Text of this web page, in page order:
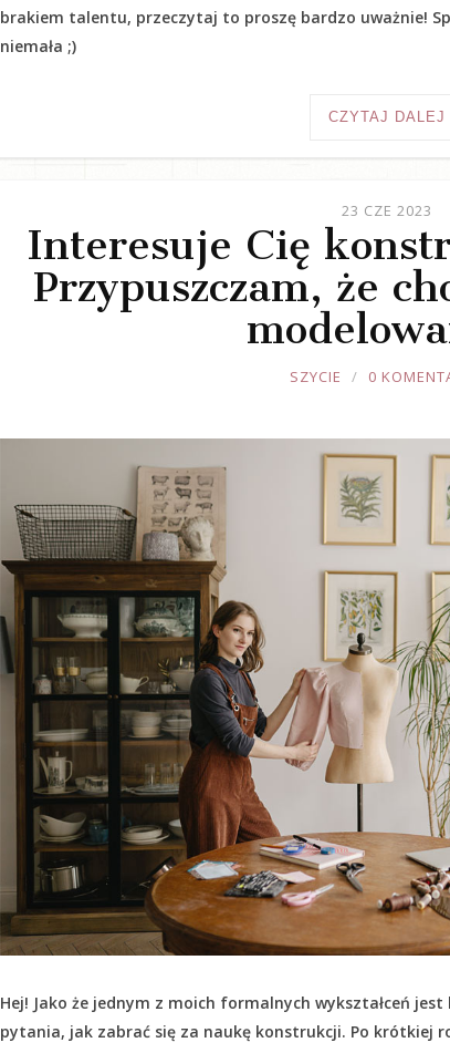
brakiem talentu, przeczytaj to proszę bardzo uważnie!
niemała ;)
CZYTAJ DALEJ
23 CZE 2023
Interesuje Cię
Przypuszczam, że
JOULE
SZYCIE 0
Hej! Jako że jednym z moich formalnych wykształceń
pytania, jak zabrać się za naukę konstrukcji. Po krótkiej